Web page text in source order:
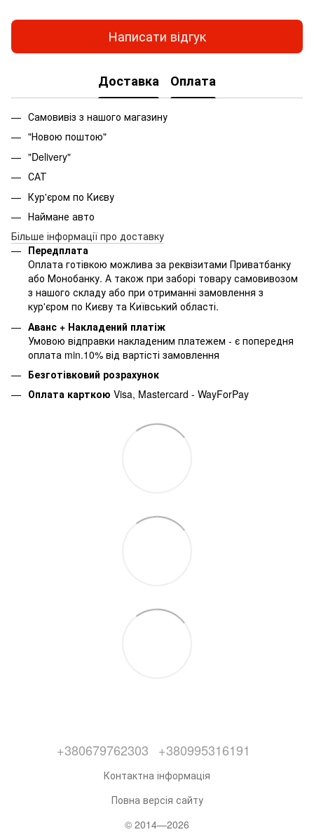
Написати відгук
Доставка Оплата
Самовивіз з нашого магазину
"Новою поштою"
"Delivery"
САТ
Кур'єром по Києву
Наймане авто
Більше інформації про доставку
Передплата
Оплата готівкою можлива за реквізитами Приватбанку
або Монобанку. А також при заборі товару самовивозом
з нашого складу або при отриманні замовлення з
кур'єром по Києву та Київський області.
Аванс + Накладений платіж
Умовою відправки накладеним платежем - є попередня
оплата min.10% від вартісті замовлення
Безготівковий розрахунок
Оплата карткою Visa, Mastercard - WayForPay
+380679762303 +380995316191
Контактна інформація
Повна версія сайту
© 2014—2026